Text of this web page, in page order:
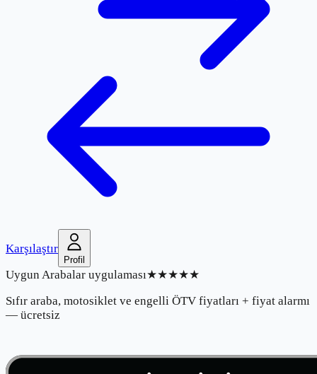
Karşılaştır
Profil
Uygun Arabalar uygulaması★★★★★
Sıfır araba, motosiklet ve engelli ÖTV fiyatları + fiyat alarmı
— ücretsiz